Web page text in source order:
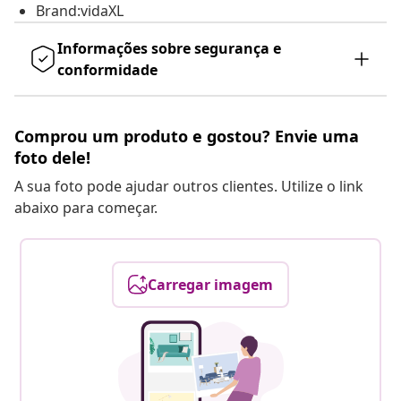
Brand:vidaXL
Informações sobre segurança e
conformidade
Comprou um produto e gostou? Envie uma
foto dele!
A sua foto pode ajudar outros clientes. Utilize o link
abaixo para começar.
Carregar imagem